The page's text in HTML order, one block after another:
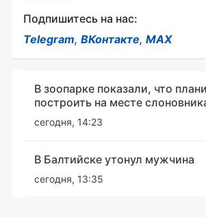
Подпишитесь на нас:
Telegram, ВКонтакте, MAX
В зоопарке показали, что
построить на месте
сегодня, 14:23
В Балтийске утонул мужчина
сегодня, 13:35